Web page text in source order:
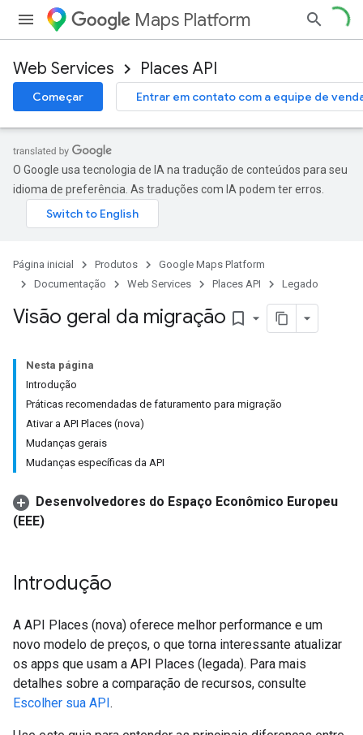
Maps Platform
Web Services Places API
Começar Entrar em contato com a equipe de
O Google usa tecnologia de IA na tradução de conteúdos para seu
idioma de preferência. As traduções com IA podem ter erros.
Página inicial Produtos
Google Maps Platform
Documentação
Web Services Places API Legado
Visão geral da migração bookmark_border
Nesta página
Introdução
Práticas recomendadas de faturamento para migração
Ativar a API Places (nova)
Mudanças gerais
Mudanças específicas da API
Desenvolvedores do Espaço Econômico Europeu
(EEE)
Introdução
A API Places (nova) oferece melhor performance e um
novo modelo de preços, o que torna interessante atualizar
os apps que usam a API Places (legada). Para mais
detalhes sobre a comparação de recursos, consulte
Escolher sua API.